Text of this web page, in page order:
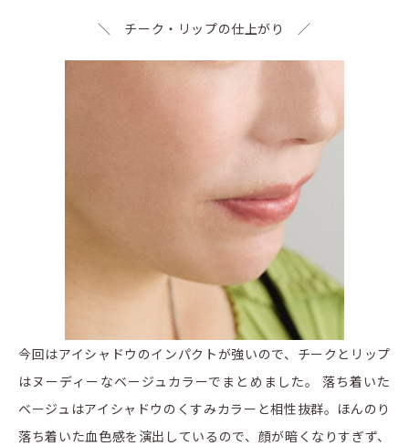
＼ チーク・リップの仕上がり ／
今回はアイシャドウのインパクトが強いので、チークとリップ
はヌーディーなベージュカラーでまとめました。 落ち着いた
ベージュはアイシャドウのくすみカラーと相性抜群。ほんのり
落ち着いた血色感を演出しているので、顔が暗くなりすぎず、